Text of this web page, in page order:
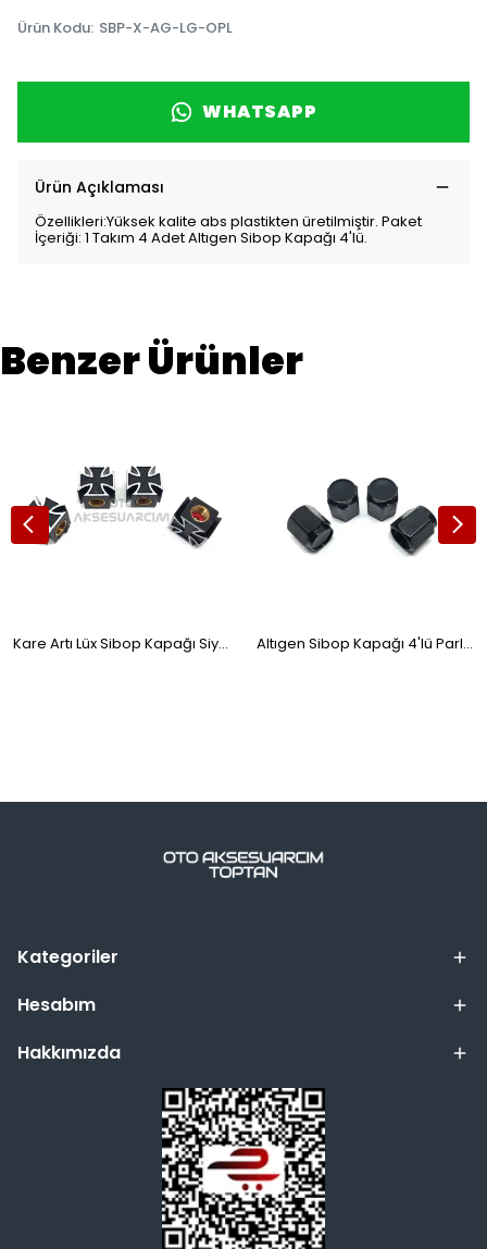
Ürün Kodu: SBP-X-AG-LG-OPL
WHATSAPP
Ürün Açıklaması
Özellikleri:Yüksek kalite abs plastikten üretilmiştir. Paket
İçeriği: 1 Takım 4 Adet Altıgen Sibop Kapağı 4'lü.
Benzer Ürünler
Kare Artı Lüx Sibop Kapağı Siyah Beyaz Altıgen Sibop Kapağı 4'lü Parlak Siyah
Kategoriler
Hesabım
Hakkımızda